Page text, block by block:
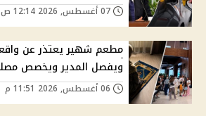
مطعم شهير يعتذر عن
ويفصل المدير ويخصص